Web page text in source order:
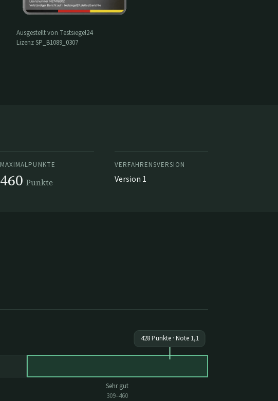
Ausgestellt von Testsiegel24
LizenzSP_B1089_0307
MAXIMALPUNKTE
460 Punkte
VERFAHRENSVERSION
Version 1
428Punkte · Note 1,1
Sehr gut
309–460